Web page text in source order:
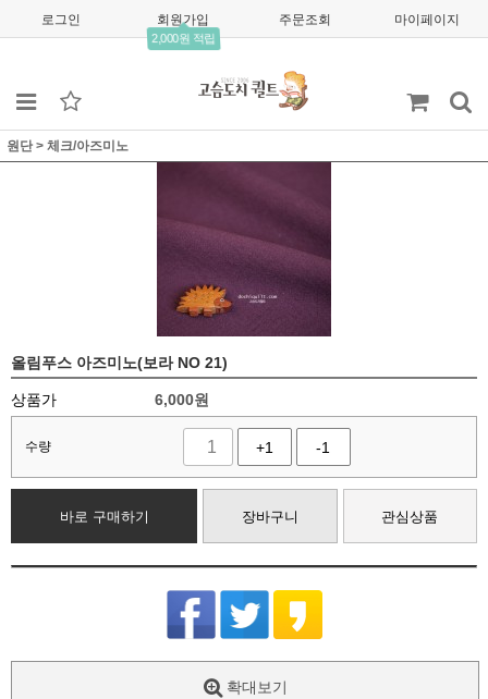
로그인 회원가입
2,000원 적립
주문조회 마이페이지
원단 > 체크/아즈미노
올림푸스 아즈미노(보라 NO 21)
상품가 6,000원
수량 +1 -1
바로 구매하기 장바구니 관심상품
확대보기